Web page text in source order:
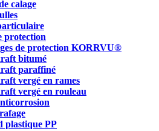
calage
protection
de protection KORRVU®
bitumé
paraffiné
vergé en rames
vergé en rouleau
plastique PP